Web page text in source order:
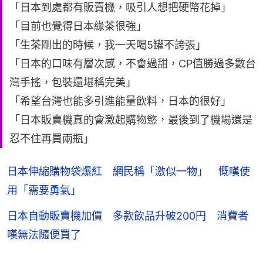
「日本到處都有販賣機，吸引人想把硬幣花掉」
「目前也覺得日本綠茶很強」
「生茶剛出的時候，我一天喝5罐不誇張」
「日本的口味有層次感，不會過甜，CP值勝過多數台
灣手搖，包裝還堪稱完美」
「希望台灣也能多引進能量飲料，日本的很好」
「日本販賣機真的會激起購物慾，最後到了機場還是
忍不住再買兩瓶」
日本伸縮購物袋爆紅 網民稱「激似一物」 慨嘆使
用「需要勇氣」
日本自動販賣機加價 多款飲品升破200円 消費者
嘆無法隨便買了